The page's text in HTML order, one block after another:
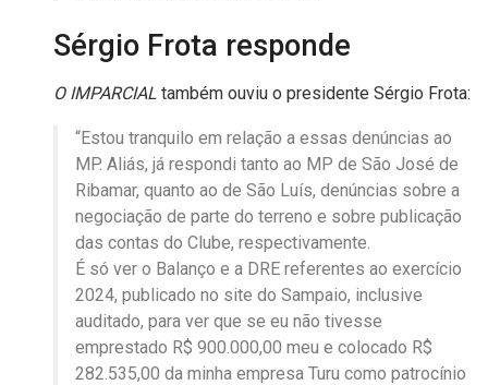
Sérgio Frota responde
O IMPARCIAL também ouviu o presidente Sérgio Frota:
“Estou tranquilo em relação a essas denúncias ao
MP. Aliás, já respondi tanto ao MP de São José de
Ribamar, quanto ao de São Luís, denúncias sobre a
negociação de parte do terreno e sobre publicação
das contas do Clube, respectivamente.
É só ver o Balanço e a DRE referentes ao exercício
2024, publicado no site do Sampaio, inclusive
auditado, para ver que se eu não tivesse
emprestado R$ 900.000,00 meu e colocado R$
282.535,00 da minha empresa Turu como patrocínio